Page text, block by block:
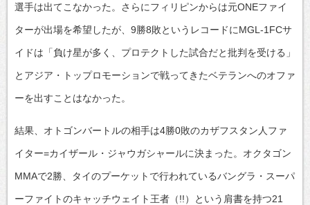
選手は出てこなかった。さらにフィリピンからは元ONEファイ
ターが出場を希望したが、9勝8敗というレコードにMGL-1FCサ
イドは「負け星が多く、プロテクトした試合だと批判を受ける」
とアジア・トップロモーションで戦ってきたベテランへのオファ
ーを出すことはなかった。
結果、オトゴンバートルの相手は4勝0敗のカザフスタン人ファ
イター=カイザール・ジャウガシャールに決まった。オクタゴン
MMAで2勝、タイのプーケットで行われているバングラ・スーパ
ーファイトのキャッチウェイト王者（!!）という肩書を持つ21